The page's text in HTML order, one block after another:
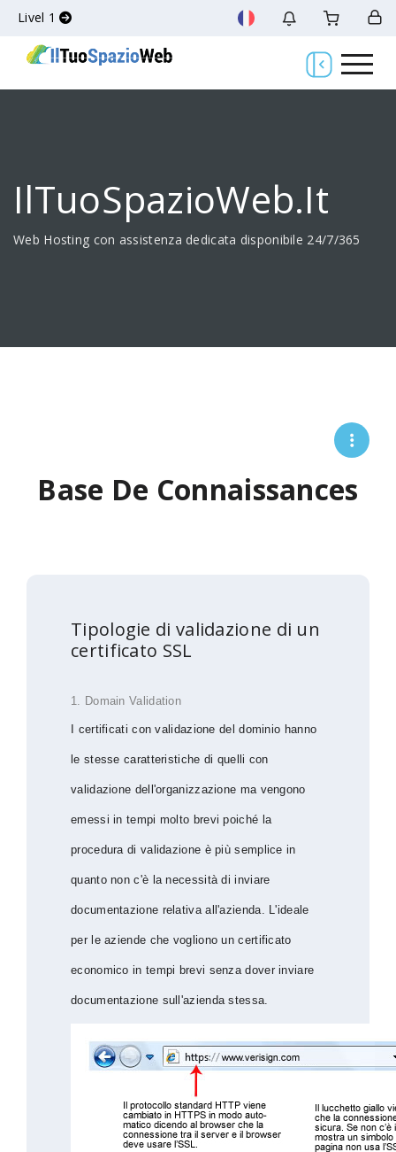
Livel 1
IlTuoSpazioWeb.it
Web Hosting con assistenza dedicata disponibile 24/7/365
Base De Connaissances
Tipologie di validazione di un
certificato SSL
1. Domain Validation
I certificati con validazione del dominio hanno
le stesse caratteristiche di quelli con
validazione dell'organizzazione ma vengono
emessi in tempi molto brevi poiché la
procedura di validazione è più semplice in
quanto non c'è la necessità di inviare
documentazione relativa all'azienda. L'ideale
per le aziende che vogliono un certificato
economico in tempi brevi senza dover inviare
documentazione sull'azienda stessa.